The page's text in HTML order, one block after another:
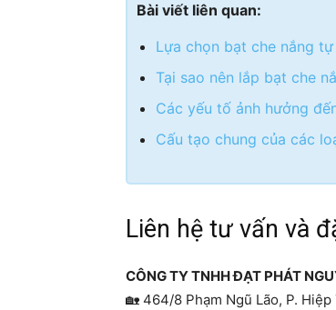
Bài viết liên quan:
Lựa chọn bạt che nắng
Tại sao nên lắp bạt che
Các yếu tố ảnh hưởng
Cấu tạo chung của các
Liên hệ tư vấn và
CÔNG TY TNHH ĐẠT PHÁT
🏡 464/8 Phạm Ngũ Lão, P.